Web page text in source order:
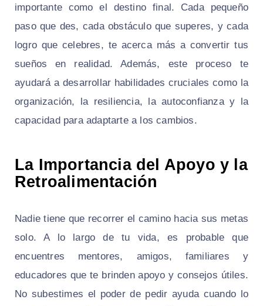
importante como el destino final. Cada pequeño
paso que des, cada obstáculo que superes, y cada
logro que celebres, te acerca más a convertir tus
sueños en realidad. Además, este proceso te
ayudará a desarrollar habilidades cruciales como la
organización, la resiliencia, la autoconfianza y la
capacidad para adaptarte a los cambios.
La Importancia del Apoyo y la
Retroalimentación
Nadie tiene que recorrer el camino hacia sus metas
solo. A lo largo de tu vida, es probable que
encuentres mentores, amigos, familiares y
educadores que te brinden apoyo y consejos útiles.
No subestimes el poder de pedir ayuda cuando lo